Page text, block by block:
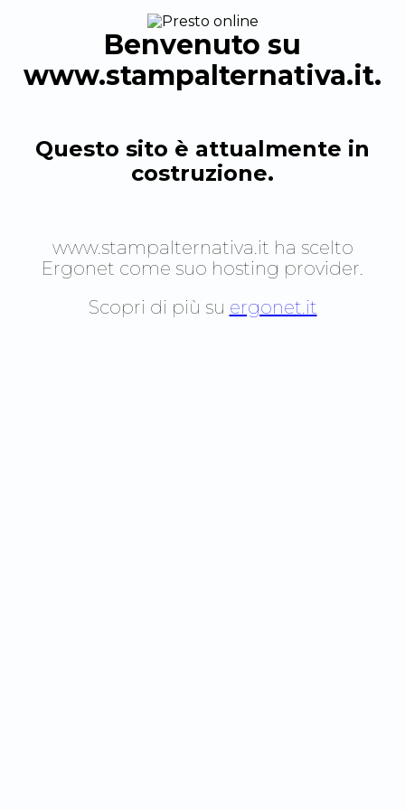
Benvenuto su
www.stampalternativa.it.
Questo sito è attualmente in
costruzione.
www.stampalternativa.it ha scelto
Ergonet come suo hosting provider.
Scopri di più su ergonet.it